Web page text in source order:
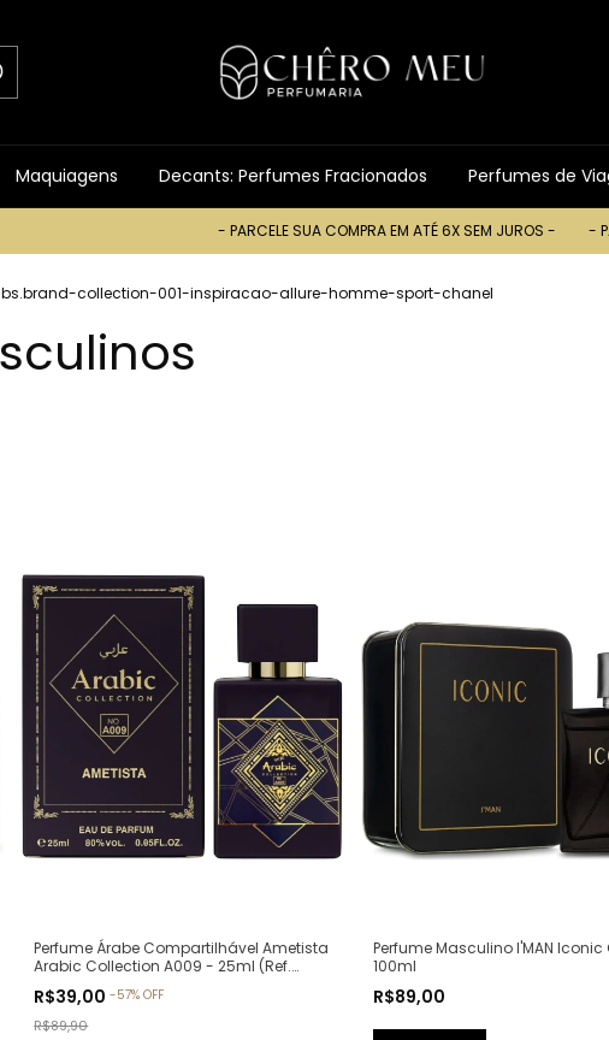
Maquiagens Decants: Perfumes Fracionados Perfumes de
- PARCELE SUA COMPRA EM ATÉ 6X SEM JUROS - - PARCELE
collection-001-inspiracao-allure-homme-sport-chanel
Perfume Árabe Compartilhável Ametista
Arabic Collection A009 - 25ml (Ref.
Lattafa)
R$39,00-57%OFF
R$89,90
Perfume Masculino I'MAN
100ml
R$89,00